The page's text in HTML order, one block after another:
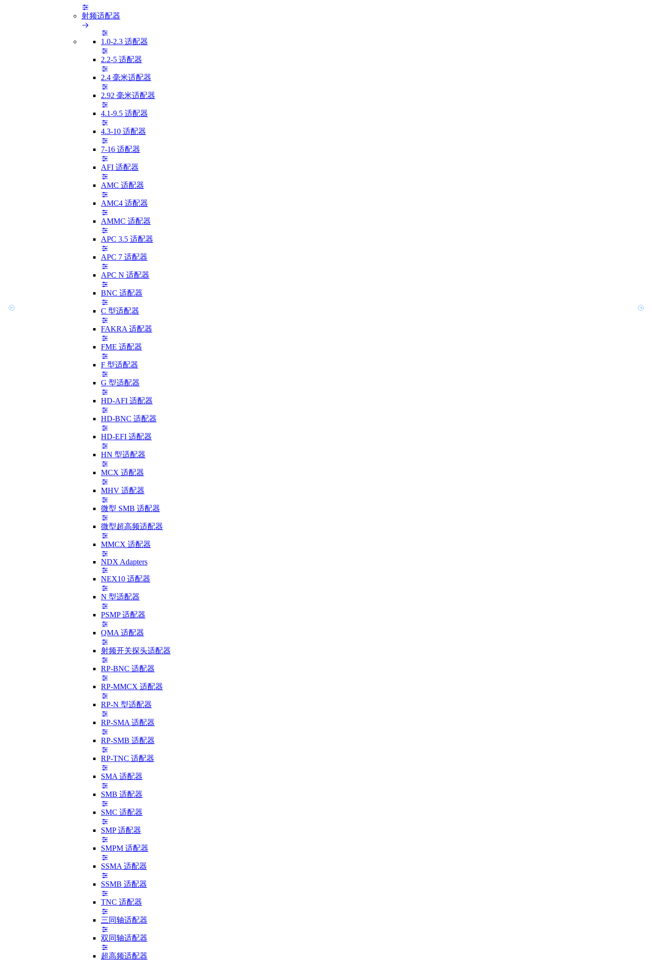
射频适配器
1.0-2.3 适配器
2.2-5 适配器
2.4 毫米适配器
2.92 毫米适配器
4.1-9.5 适配器
4.3-10 适配器
7-16 适配器
AFI 适配器
AMC 适配器
AMC4 适配器
AMMC 适配器
APC 3.5 适配器
APC 7 适配器
APC N 适配器
BNC 适配器
C 型适配器
FAKRA 适配器
FME 适配器
F 型适配器
G 型适配器
HD-AFI 适配器
HD-BNC 适配器
HD-EFI 适配器
HN 型适配器
MCX 适配器
MHV 适配器
微型 SMB 适配器
微型超高频适配器
MMCX 适配器
NDX Adapters
NEX10 适配器
N 型适配器
PSMP 适配器
QMA 适配器
射频开关探头适配器
RP-BNC 适配器
RP-MMCX 适配器
RP-N 型适配器
RP-SMA 适配器
RP-SMB 适配器
RP-TNC 适配器
SMA 适配器
SMB 适配器
SMC 适配器
SMP 适配器
SMPM 适配器
SSMA 适配器
SSMB 适配器
TNC 适配器
三同轴适配器
双同轴适配器
超高频适配器